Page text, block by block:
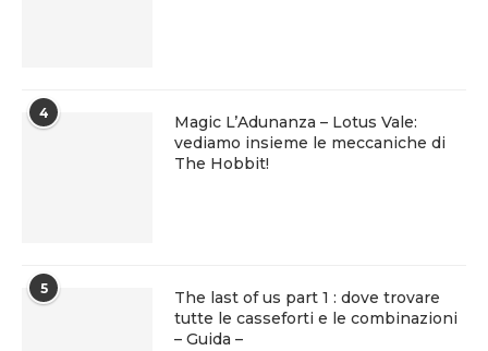
4
Magic L’Adunanza – Lotus Vale:
vediamo insieme le meccaniche di
The Hobbit!
5
The last of us part 1 : dove trovare
tutte le casseforti e le combinazioni
– Guida –